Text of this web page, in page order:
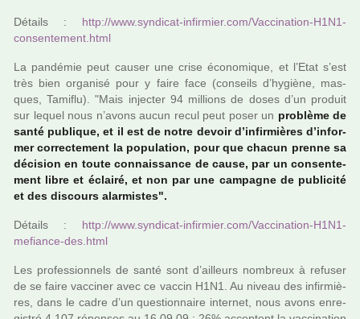
Détails : http://www.syn­di­cat-infir­mier.com/Vaccination-H1N1-
consen­te­ment.html
La pan­dé­mie peut causer une crise économique, et l’Etat s’est
très bien orga­nisé pour y faire face (conseils d’hygiène, mas­
ques, Tamiflu). "Mais injec­ter 94 mil­lions de doses d’un pro­duit
sur lequel nous n’avons aucun recul peut poser un pro­blème de
santé publi­que, et il est de notre devoir d’infir­miè­res d’infor­
mer cor­rec­te­ment la popu­la­tion, pour que chacun prenne sa
déci­sion en toute connais­sance de cause, par un consen­te­
ment libre et éclairé, et non par une cam­pa­gne de publi­cité
et des dis­cours alar­mis­tes".
Détails : http://www.syn­di­cat-infir­mier.com/Vaccination-H1N1-
mefiance-des.html
Les pro­fes­sion­nels de santé sont d’ailleurs nom­breux à refu­ser
de se faire vac­ci­ner avec ce vaccin H1N1. Au niveau des infir­miè­
res, dans le cadre d’un ques­tion­naire inter­net, nous avons enre­